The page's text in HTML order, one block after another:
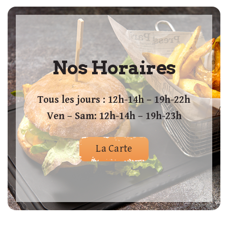
Nos Horaires
Tous les jours : 12h-14h – 19h-22h
Ven – Sam: 12h-14h – 19h-23h
La Carte